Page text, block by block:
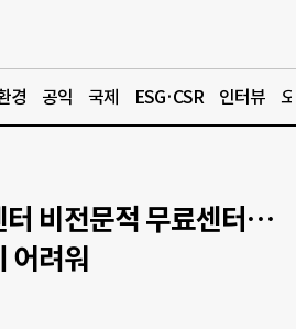
경 공익 국제 ESG·CSR 인터뷰
터 비전문적 무료센터…
어려워